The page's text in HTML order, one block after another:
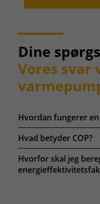
Dine
Vores svar
Hvordan fungerer
Hvad betyder COP?
Hvorfor skal jeg